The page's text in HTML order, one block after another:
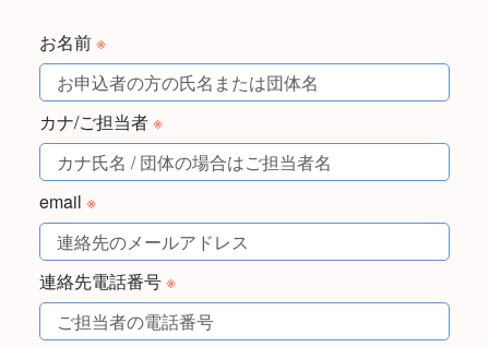
お名前※
カナ/ご担当者※
email ※
連絡先電話番号※